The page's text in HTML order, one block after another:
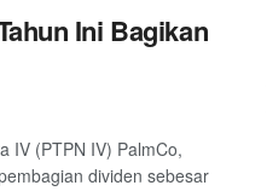
Ini Bagikan
IV (PTPN IV) PalmCo,
dividen sebesar